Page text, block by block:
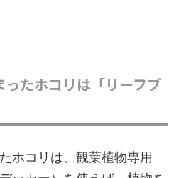
たホコリは「リーフブ
ホコリは、観葉植物専用